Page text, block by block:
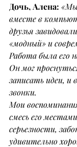
Дочь, Алена:
вместе в
друзья
«модный» и
Работа была его
Он мог
записать идеи, и
звонки.
Мои
смесь его
серьезности,
удивительно